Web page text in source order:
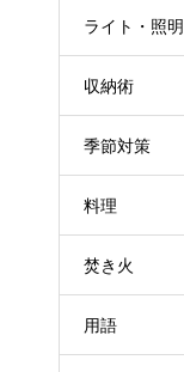
ライト・照明
収納術
季節対策
料理
焚き火
用語